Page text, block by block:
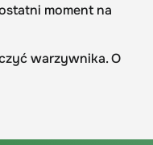
moment na
warzywnika. O